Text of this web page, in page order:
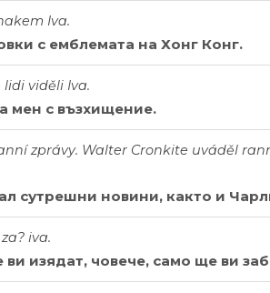
Iva.
с емблемата на Хонг Конг.
viděli Iva.
мен с възхищение.
zprávy. Walter Cronkite uváděl
сутрешни новини, както и
iva.
изядат, човече, само ще ви